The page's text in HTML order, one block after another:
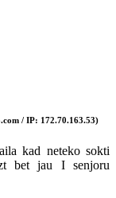
/ IP: 172.70.163.53)
kad neteko sokti
bet jau I senjoru